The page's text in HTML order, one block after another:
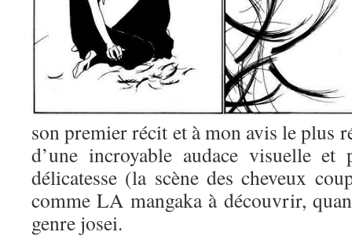
son premier récit et à mon avis le plus
d’une incroyable audace visuelle et
délicatesse (la scène des cheveux
comme LA mangaka à découvrir,
genre josei.